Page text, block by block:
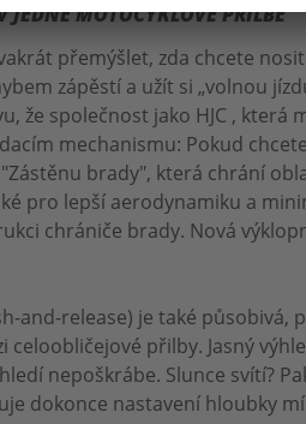
JEDNÉ MOTOCYKLOVÉ PŘILBĚ
přemýšlet, zda chcete
zápěstí a užít si „volnou
že společnost jako HJC ,
mechanismu: Pokud
brady", která chrání
pro lepší aerodynamiku a
chrániče brady. Nová
and-release) je také
přilby. Jasný
nepoškrábe. Slunce svítí?
dokonce nastavení hloubky